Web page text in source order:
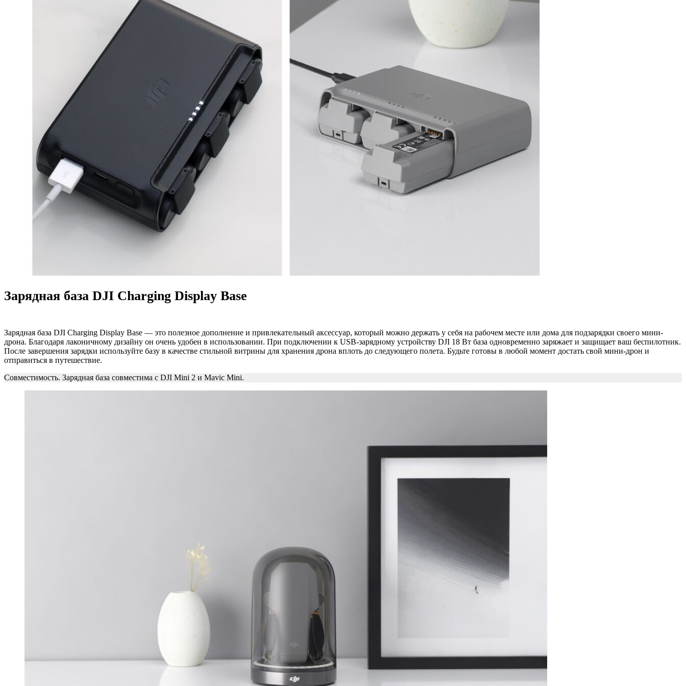
Зарядная база DJI Charging Display Base
Зарядная база DJI Charging Display Base — это полезное дополнение и привлекательный аксессуар, который можно держать у себя на рабочем месте или дома для подзарядки своего мини-
дрона. Благодаря лаконичному дизайну он очень удобен в использовании. При подключении к USB-зарядному устройству DJI 18 Вт база одновременно заряжает и защищает ваш беспилотник.
После завершения зарядки используйте базу в качестве стильной витрины для хранения дрона вплоть до следующего полета. Будьте готовы в любой момент достать свой мини-дрон и
отправиться в путешествие.
Совместимость. Зарядная база совместима с DJI Mini 2 и Mavic Mini.